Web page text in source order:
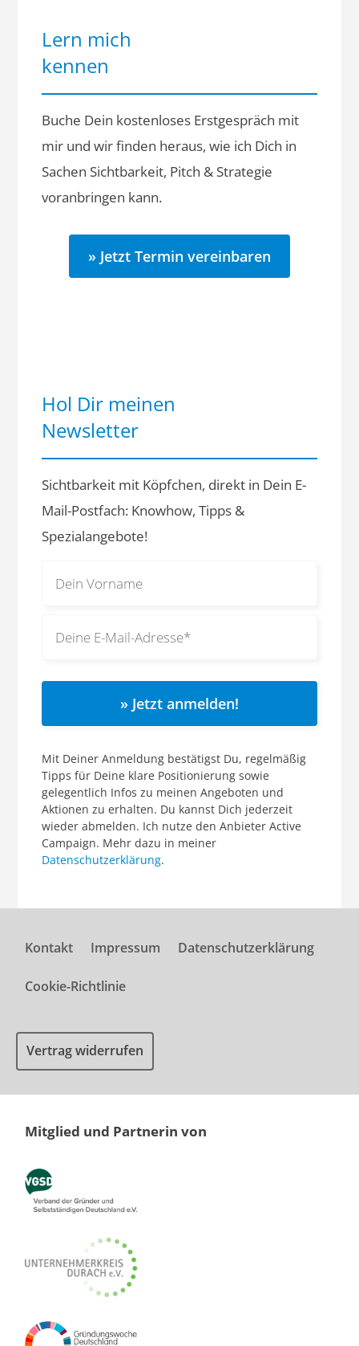
Lern mich
kennen
Buche Dein kostenloses Erstgespräch mit
mir und wir finden heraus, wie ich Dich in
Sachen Sichtbarkeit, Pitch & Strategie
voranbringen kann.
» Jetzt Termin vereinbaren
Hol Dir meinen
Newsletter
Sichtbarkeit mit Köpfchen, direkt in Dein E-
Mail-Postfach: Knowhow, Tipps &
Spezialangebote!
» Jetzt anmelden!
Mit Deiner Anmeldung bestätigst Du, regelmäßig
Tipps für Deine klare Positionierung sowie
gelegentlich Infos zu meinen Angeboten und
Aktionen zu erhalten. Du kannst Dich jederzeit
wieder abmelden. Ich nutze den Anbieter Active
Campaign. Mehr dazu in meiner
Datenschutzerklärung.
Kontakt Impressum Datenschutzerklärung
Cookie-Richtlinie
Vertrag widerrufen
Mitglied und Partnerin von